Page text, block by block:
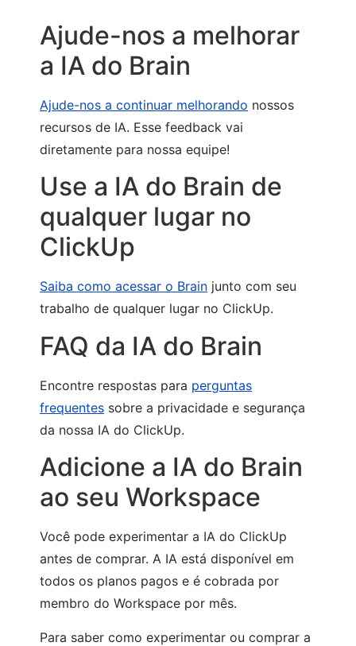
Ajude-nos a melhorar
a IA do Brain
Ajude-nos a continuar melhorando nossos
recursos de IA. Esse feedback vai
diretamente para nossa equipe!
Use a IA do Brain de
qualquer lugar no
ClickUp
Saiba como acessar o Brain junto com seu
trabalho de qualquer lugar no ClickUp.
FAQ da IA do Brain
Encontre respostas para perguntas
frequentes sobre a privacidade e segurança
da nossa IA do ClickUp.
Adicione a IA do Brain
ao seu Workspace
Você pode experimentar a IA do ClickUp
antes de comprar. A IA está disponível em
todos os planos pagos e é cobrada por
membro do Workspace por mês.
Para saber como experimentar ou comprar a